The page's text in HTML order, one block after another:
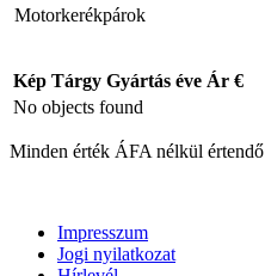
Motorkerékpárok
Kép Tárgy Gyártás éve Ár €
No objects found
Minden érték ÁFA nélkül értendő
Impresszum
Jogi nyilatkozat